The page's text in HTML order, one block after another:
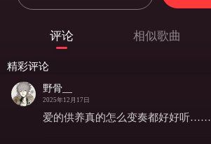
评论 相似歌曲
精彩评论
野骨__
2025年12月17日
爱的供养真的怎么变奏都好好听……